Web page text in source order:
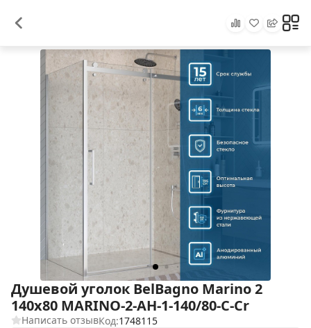
Душевой уголок BelBagno Marino 2
140x80 MARINO-2-AH-1-140/80-C-Cr
Написать отзывКод:1748115